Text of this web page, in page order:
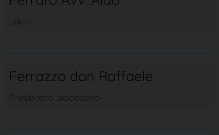
Laico
Ferrazzo don Raffaele
Presbitero diocesano